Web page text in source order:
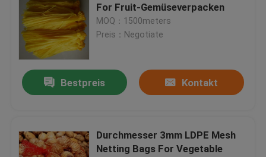
For Fruit-Gemüseverpacken
MOQ：1500meters
Preis：Negotiate
Bestpreis Kontakt
Durchmesser 3mm LDPE Mesh
Netting Bags For Vegetable